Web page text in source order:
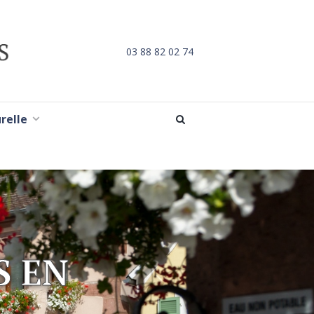
03 88 82 02 74
EN